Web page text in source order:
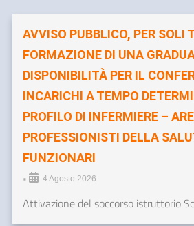
AVVISO PUBBLICO, PER SOLI
FORMAZIONE DI UNA
DISPONIBILITÀ PER IL
INCARICHI A TEMPO
PROFILO DI INFERMIERE –
PROFESSIONISTI DELLA
FUNZIONARI
• 4 Agosto 2026
Attivazione del soccorso istruttorio